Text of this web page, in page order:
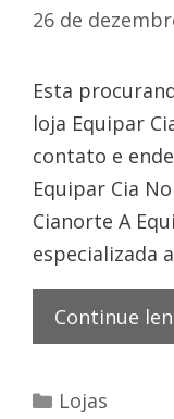
26 de
Esta
loja Equipar
contato e
Equipar Cia
Cianorte A
especializada
Continue
Categorias
Lojas